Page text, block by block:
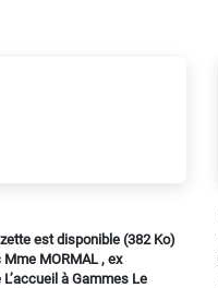
est disponible (382 Ko)
MORMAL , ex
à Gammes Le